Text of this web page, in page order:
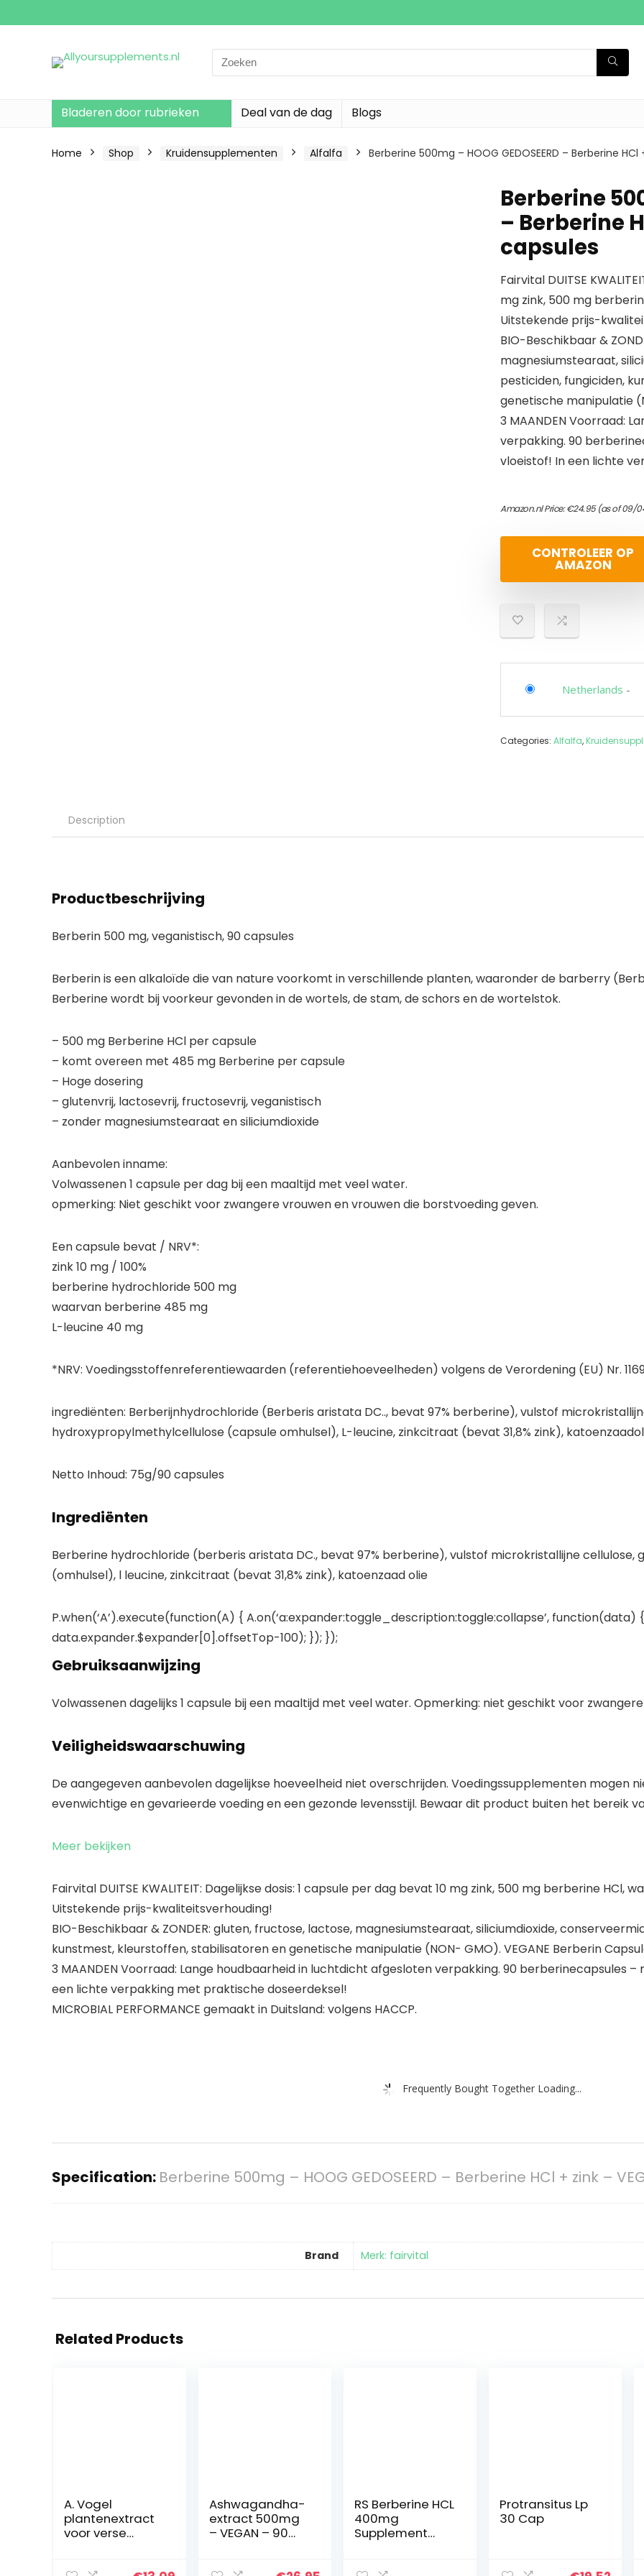
Search
for:
Bladeren door rubrieken Deal van de dag Blogs
Home Shop Kruidensupplementen Alfalfa Berberine 500mg – HOOG GEDOSEERD – Berberine
Berberine
– Berberine
capsules
Fairvital DUITSE
mg zink, 500 mg
Uitstekende prijs-
BIO-Beschikbaar &
magnesiumstearaat,
pesticiden, fungiciden,
genetische manipulatie
3 MAANDEN Voorraad:
verpakking. 90
vloeistof! In een lichte
Amazon.nl Price:€24.95(as of 09/
CONTROLEER OP
AMAZON
Netherlands -
Categories: Alfalfa,
Description
Productbeschrijving
Berberin 500 mg, veganistisch, 90 capsules
Berberin is een alkaloïde die van nature voorkomt in verschillende planten, waaronder de barberry
Berberine wordt bij voorkeur gevonden in de wortels, de stam, de schors en de wortelstok.
– 500 mg Berberine HCl per capsule
– komt overeen met 485 mg Berberine per capsule
– Hoge dosering
– glutenvrij, lactosevrij, fructosevrij, veganistisch
– zonder magnesiumstearaat en siliciumdioxide
Aanbevolen inname:
Volwassenen 1 capsule per dag bij een maaltijd met veel water.
opmerking: Niet geschikt voor zwangere vrouwen en vrouwen die borstvoeding geven.
Een capsule bevat / NRV*:
zink 10 mg / 100%
berberine hydrochloride 500 mg
waarvan berberine 485 mg
L-leucine 40 mg
*NRV: Voedingsstoffenreferentiewaarden (referentiehoeveelheden) volgens de Verordening (EU) Nr.
ingrediënten: Berberijnhydrochloride (Berberis aristata DC.., bevat 97% berberine), vulstof
hydroxypropylmethylcellulose (capsule omhulsel), L-leucine, zinkcitraat (bevat 31,8% zink),
Netto Inhoud: 75g/90 capsules
Ingrediënten
Berberine hydrochloride (berberis aristata DC., bevat 97% berberine), vulstof microkristallijne
(omhulsel), l leucine, zinkcitraat (bevat 31,8% zink), katoenzaad olie
P.when(‘A’).execute(function(A) { A.on(‘a:expander:toggle_description:toggle:collapse’, function(data)
data.expander.$expander[0].offsetTop-100); }); });
Gebruiksaanwijzing
Volwassenen dagelijks 1 capsule bij een maaltijd met veel water. Opmerking: niet geschikt voor
Veiligheidswaarschuwing
De aangegeven aanbevolen dagelijkse hoeveelheid niet overschrijden. Voedingssupplementen mogen
evenwichtige en gevarieerde voeding en een gezonde levensstijl. Bewaar dit product buiten het bereik
Meer bekijken
Fairvital DUITSE KWALITEIT: Dagelijkse dosis: 1 capsule per dag bevat 10 mg zink, 500 mg berberine HCl,
Uitstekende prijs-kwaliteitsverhouding!
BIO-Beschikbaar & ZONDER: gluten, fructose, lactose, magnesiumstearaat, siliciumdioxide,
kunstmest, kleurstoffen, stabilisatoren en genetische manipulatie (NON- GMO). VEGANE Berberin
3 MAANDEN Voorraad: Lange houdbaarheid in luchtdicht afgesloten verpakking. 90 berberinecapsules
een lichte verpakking met praktische doseerdeksel!
MICROBIAL PERFORMANCE gemaakt in Duitsland: volgens HACCP.
Frequently Bought Together Loading...
Specification: Berberine 500mg – HOOG GEDOSEERD – Berberine HCl + zink –
Brand Merk: fairvital
Related Products
A. Vogel
plantenextract
voor verse
Ashwagandha-
extract 500mg
– VEGAN – 90
RS Berberine HCL
400mg
Supplement
Protransitus Lp
30 Cap